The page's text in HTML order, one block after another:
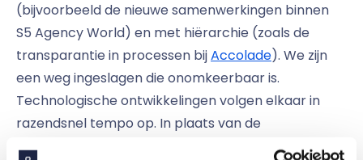
(bijvoorbeeld de nieuwe samenwerkingen binnen
S5 Agency World) en met hiërarchie (zoals de
transparantie in processen bijAccolade). We zijn
een weg ingeslagen die onomkeerbaar is.
Technologische ontwikkelingen volgen elkaar in
razendsnel tempo op. In plaats van de
veranderingen te negeren of te weerhouden,